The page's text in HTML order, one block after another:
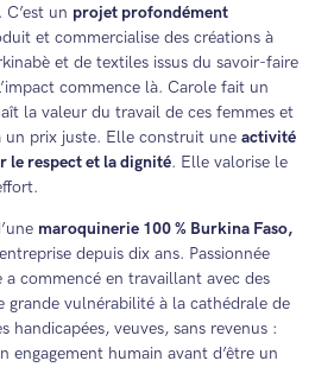
C’est un projet profondément
et commercialise des créations à
et de textiles issus du savoir-faire
commence là. Carole fait un
la valeur du travail de ces femmes et
un prix juste. Elle construit une activité
le respect et la dignité. Elle valorise le
maroquinerie 100 % Burkina Faso,
depuis dix ans. Passionnée
a commencé en travaillant avec des
grande vulnérabilité à la cathédrale de
handicapées, veuves, sans revenus :
engagement humain avant d’être un